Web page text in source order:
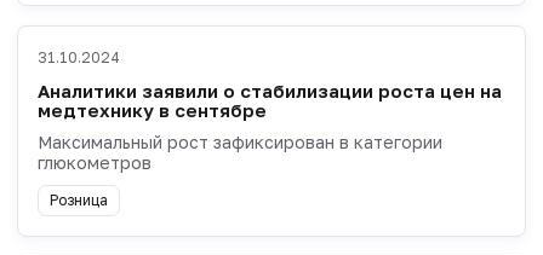
31.10.2024
Аналитики заявили о стабилизации роста цен на
медтехнику в сентябре
Максимальный рост зафиксирован в категории
глюкометров
Розница